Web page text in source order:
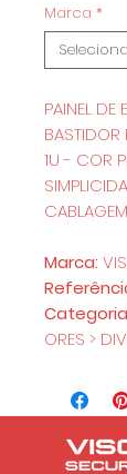
Marca *
PAINEL
BASTIDOR
1U - COR
CABLAGEM
Marca:
ORES >